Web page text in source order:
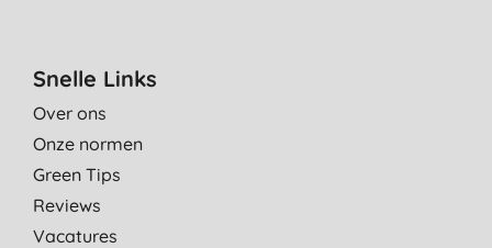
Snelle Links
Over ons
Onze normen
Green Tips
Reviews
Vacatures